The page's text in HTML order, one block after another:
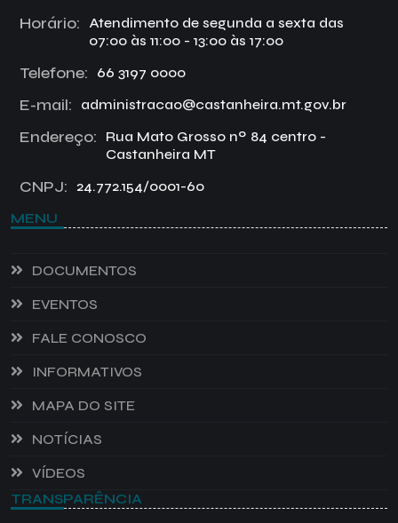
Horário:
Atendimento de segunda a sexta das
07:00 às 11:00 - 13:00 às 17:00
Telefone: 66 3197 0000
E-mail: administracao@castanheira.mt.gov.br
Endereço:
Rua Mato Grosso nº 84 centro -
Castanheira MT
CNPJ: 24.772.154/0001-60
MENU
DOCUMENTOS
EVENTOS
FALE CONOSCO
INFORMATIVOS
MAPA DO SITE
NOTÍCIAS
VÍDEOS
TRANSPARÊNCIA